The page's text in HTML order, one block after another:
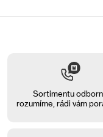
Sortimentu
rozumíme, rádi vám